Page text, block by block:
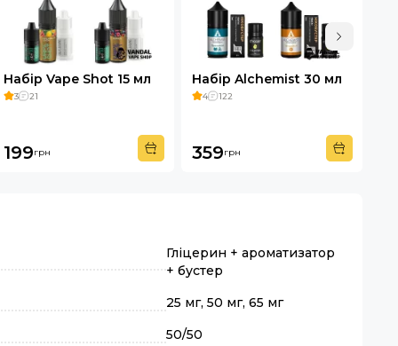
Набір Vape Shot 15 мл
3 21
199грн
Набір Alchemist 30 мл
4 122
359грн
Гліцерин + ароматизатор
+ бустер
25 мг, 50 мг, 65 мг
50/50